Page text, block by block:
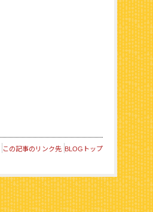
この記事のリンク先 BLOGトップ